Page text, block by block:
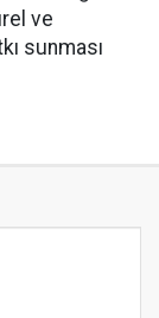
ve
sunması